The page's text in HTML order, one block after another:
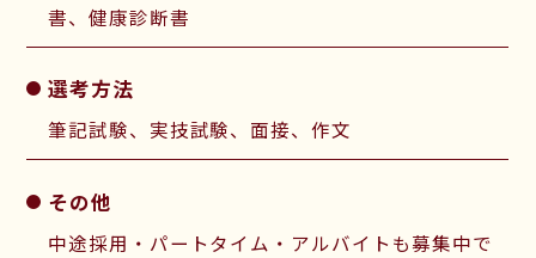
書、健康診断書
選考方法
筆記試験、実技試験、面接、作文
その他
中途採用・パートタイム・アルバイトも募集中で